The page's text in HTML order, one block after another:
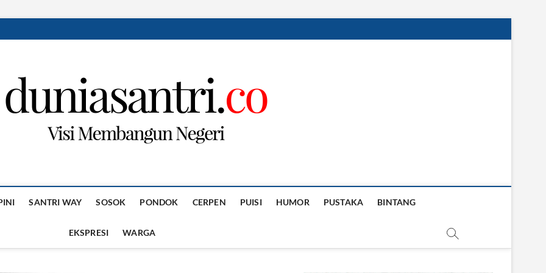
SANTRI WAY SOSOK PONDOK CERPEN PUISI HUMOR PUSTAKA BINTANG
EKSPRESI WARGA